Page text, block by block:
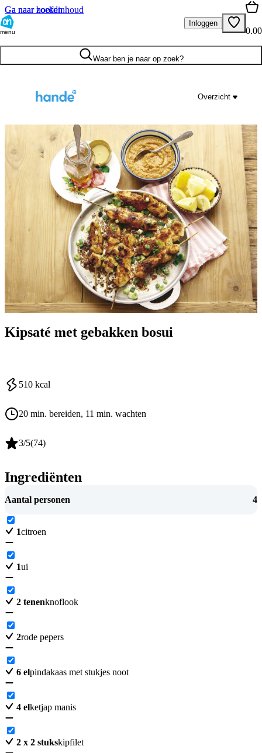
Ga naar hoofdinhoud
Ga naar zoeken
menu
Inloggen
0.00
Waar ben je naar op zoek?
Overzicht
Kipsaté met gebakken bosui
510 kcal
20 min. bereiden, 11 min. wachten
3/5(74)
Ingrediënten
Aantal personen 4
1citroen
1ui
2 tenenknoflook
2rode pepers
6 elpindakaas met stukjes noot
4 elketjap manis
2 x 2 stukskipfilet